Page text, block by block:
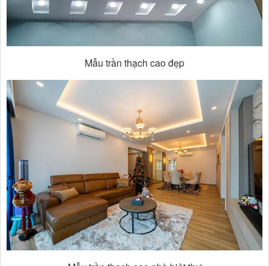
Mẫu trần thạch cao đẹp